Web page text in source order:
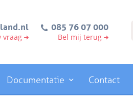
vraag
085 76 07 000
Bel mij terug
Documentatie Contact